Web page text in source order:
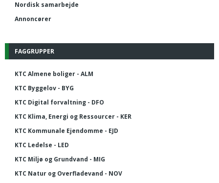
Nordisk samarbejde
Annoncører
FAGGRUPPER
KTC Almene boliger - ALM
KTC Byggelov - BYG
KTC Digital forvaltning - DFO
KTC Klima, Energi og Ressourcer - KER
KTC Kommunale Ejendomme - EJD
KTC Ledelse - LED
KTC Miljø og Grundvand - MIG
KTC Natur og Overfladevand - NOV